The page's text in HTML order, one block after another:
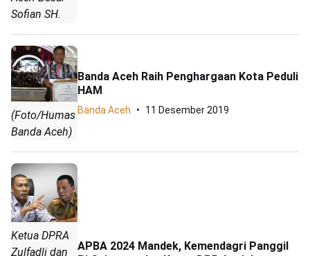
Sofian SH.
(Foto/Humas
Banda Aceh)
Banda Aceh Raih Penghargaan Kota Peduli
HAM
Banda Aceh 11 Desember 2019
Ketua DPRA
Zulfadli dan
APBA 2024 Mandek, Kemendagri Panggil